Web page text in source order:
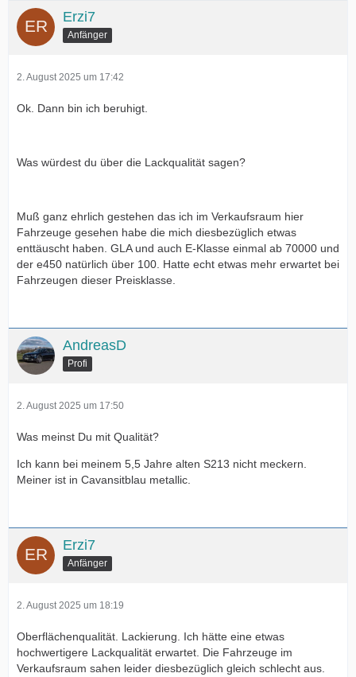
Erzi7
Anfänger
2. August 2025 um 17:42
Ok. Dann bin ich beruhigt.
Was würdest du über die Lackqualität sagen?
Muß ganz ehrlich gestehen das ich im Verkaufsraum hier
Fahrzeuge gesehen habe die mich diesbezüglich etwas
enttäuscht haben. GLA und auch E-Klasse einmal ab 70000 und
der e450 natürlich über 100. Hatte echt etwas mehr erwartet bei
Fahrzeugen dieser Preisklasse.
AndreasD
Profi
2. August 2025 um 17:50
Was meinst Du mit Qualität?
Ich kann bei meinem 5,5 Jahre alten S213 nicht meckern.
Meiner ist in Cavansitblau metallic.
Erzi7
Anfänger
2. August 2025 um 18:19
Oberflächenqualität. Lackierung. Ich hätte eine etwas
hochwertigere Lackqualität erwartet. Die Fahrzeuge im
Verkaufsraum sahen leider diesbezüglich gleich schlecht aus.